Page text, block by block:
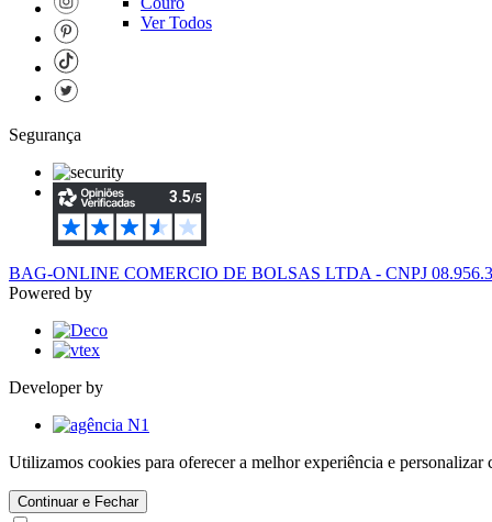
Ver Todos
Segurança
BAG-ONLINE COMERCIO DE BOLSAS LTDA - CNPJ
Powered by
Developer by
Utilizamos cookies para oferecer a melhor experiência e
Continuar e Fechar